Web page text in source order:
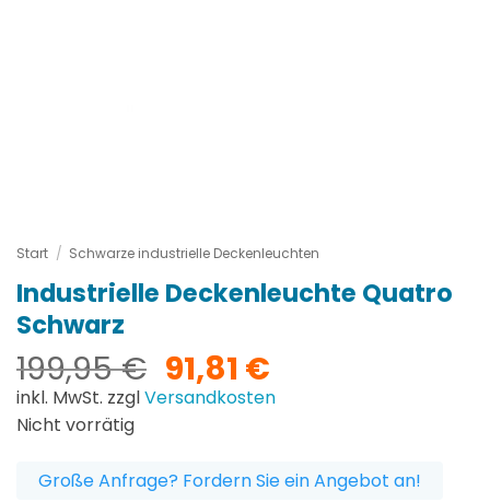
Start / Schwarze industrielle Deckenleuchten
Industrielle Deckenleuchte Quatro
Schwarz
199,95€ Ursprünglicher
Preis
91,81 €Aktueller
Preis
inkl. MwSt. zzglVersandkosten
Nicht vorrätig
Große Anfrage? Fordern Sie ein Angebot an!